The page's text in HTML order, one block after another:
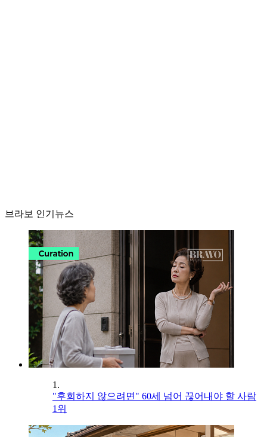
브라보 인기뉴스
1.
"후회하지 않으려면" 60세 넘어 끊어내야 할 사람
1위